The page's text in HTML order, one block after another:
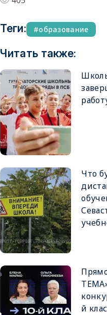
Теги: образование
Читать также:
Что
й